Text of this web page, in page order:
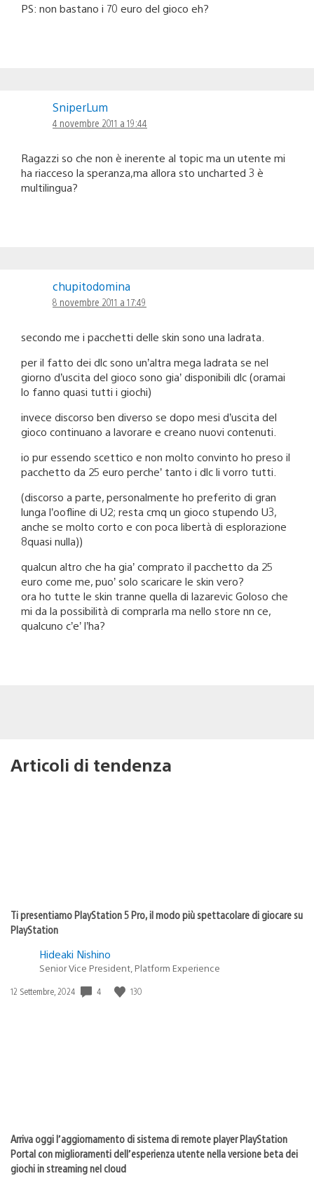
PS: non bastano i 70 euro del gioco eh?
SniperLum
4 novembre 2011 a 19:44
Ragazzi so che non è inerente al topic ma un utente mi
ha riacceso la speranza,ma allora sto uncharted 3 è
multilingua?
chupitodomina
8 novembre 2011 a 17:49
secondo me i pacchetti delle skin sono una ladrata.
per il fatto dei dlc sono un’altra mega ladrata se nel
giorno d’uscita del gioco sono gia’ disponibili dlc (oramai
lo fanno quasi tutti i giochi)
invece discorso ben diverso se dopo mesi d’uscita del
gioco continuano a lavorare e creano nuovi contenuti.
io pur essendo scettico e non molto convinto ho preso il
pacchetto da 25 euro perche’ tanto i dlc li vorro tutti.
(discorso a parte, personalmente ho preferito di gran
lunga l’oofline di U2; resta cmq un gioco stupendo U3,
anche se molto corto e con poca libertà di esplorazione
8quasi nulla))
qualcun altro che ha gia’ comprato il pacchetto da 25
euro come me, puo’ solo scaricare le skin vero?
ora ho tutte le skin tranne quella di lazarevic Goloso che
mi da la possibilità di comprarla ma nello store nn ce,
qualcuno c’e’ l’ha?
Articoli di tendenza
Ti presentiamo PlayStation 5 Pro, il modo più spettacolare di giocare su
PlayStation
Hideaki Nishino
Senior Vice President, Platform Experience
Data
12 Settembre, 2024 4 130
Arriva oggi l’aggiornamento di sistema di remote player PlayStation
Portal con miglioramenti dell’esperienza utente nella versione beta dei
giochi in streaming nel cloud